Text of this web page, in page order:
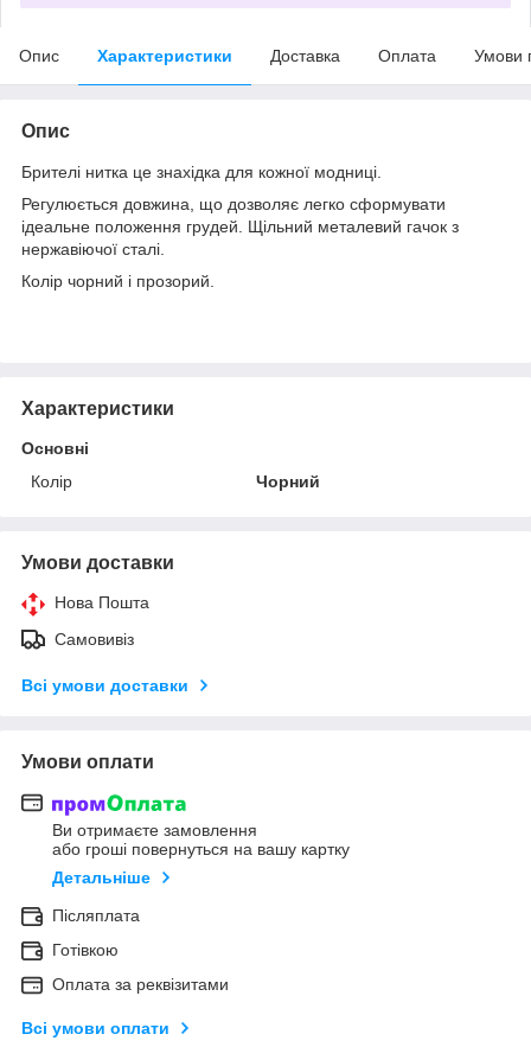
Опис Характеристики Доставка Оплата Умови
Опис
Брителі нитка це знахідка для кожної модниці.
Регулюється довжина, що дозволяє легко сформувати
ідеальне положення грудей. Щільний металевий гачок з
нержавіючої сталі.
Колір чорний і прозорий.
Характеристики
Основні
Колір
Чорний
Умови доставки
Нова Пошта
Самовивіз
Всі умови доставки
Умови оплати
Ви отримаєте замовлення
або гроші повернуться на вашу картку
Детальніше
Післяплата
Готівкою
Оплата за реквізитами
Всі умови оплати